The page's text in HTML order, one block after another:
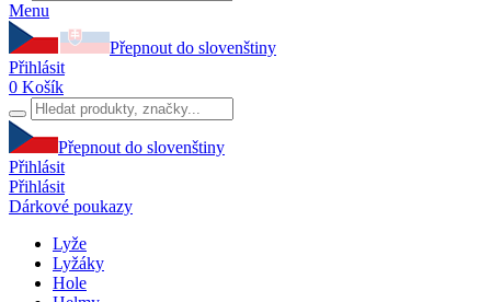
Menu
Přepnout do slovenštiny
Přihlásit
0 Košík
Přepnout do slovenštiny
Přihlásit
Přihlásit
Dárkové poukazy
Lyže
Lyžáky
Hole